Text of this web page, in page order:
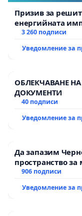
Призив за
енергийната
3 260 подписи
Уведомление за
ОБЛЕКЧАВАНЕ
ДОКУМЕНТИ
40 подписи
Уведомление за
Да запазим
пространство
906 подписи
Уведомление за